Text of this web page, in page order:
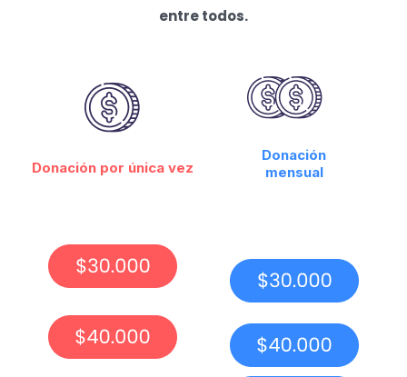
entre todos.
Donación por única vez
Donación
mensual